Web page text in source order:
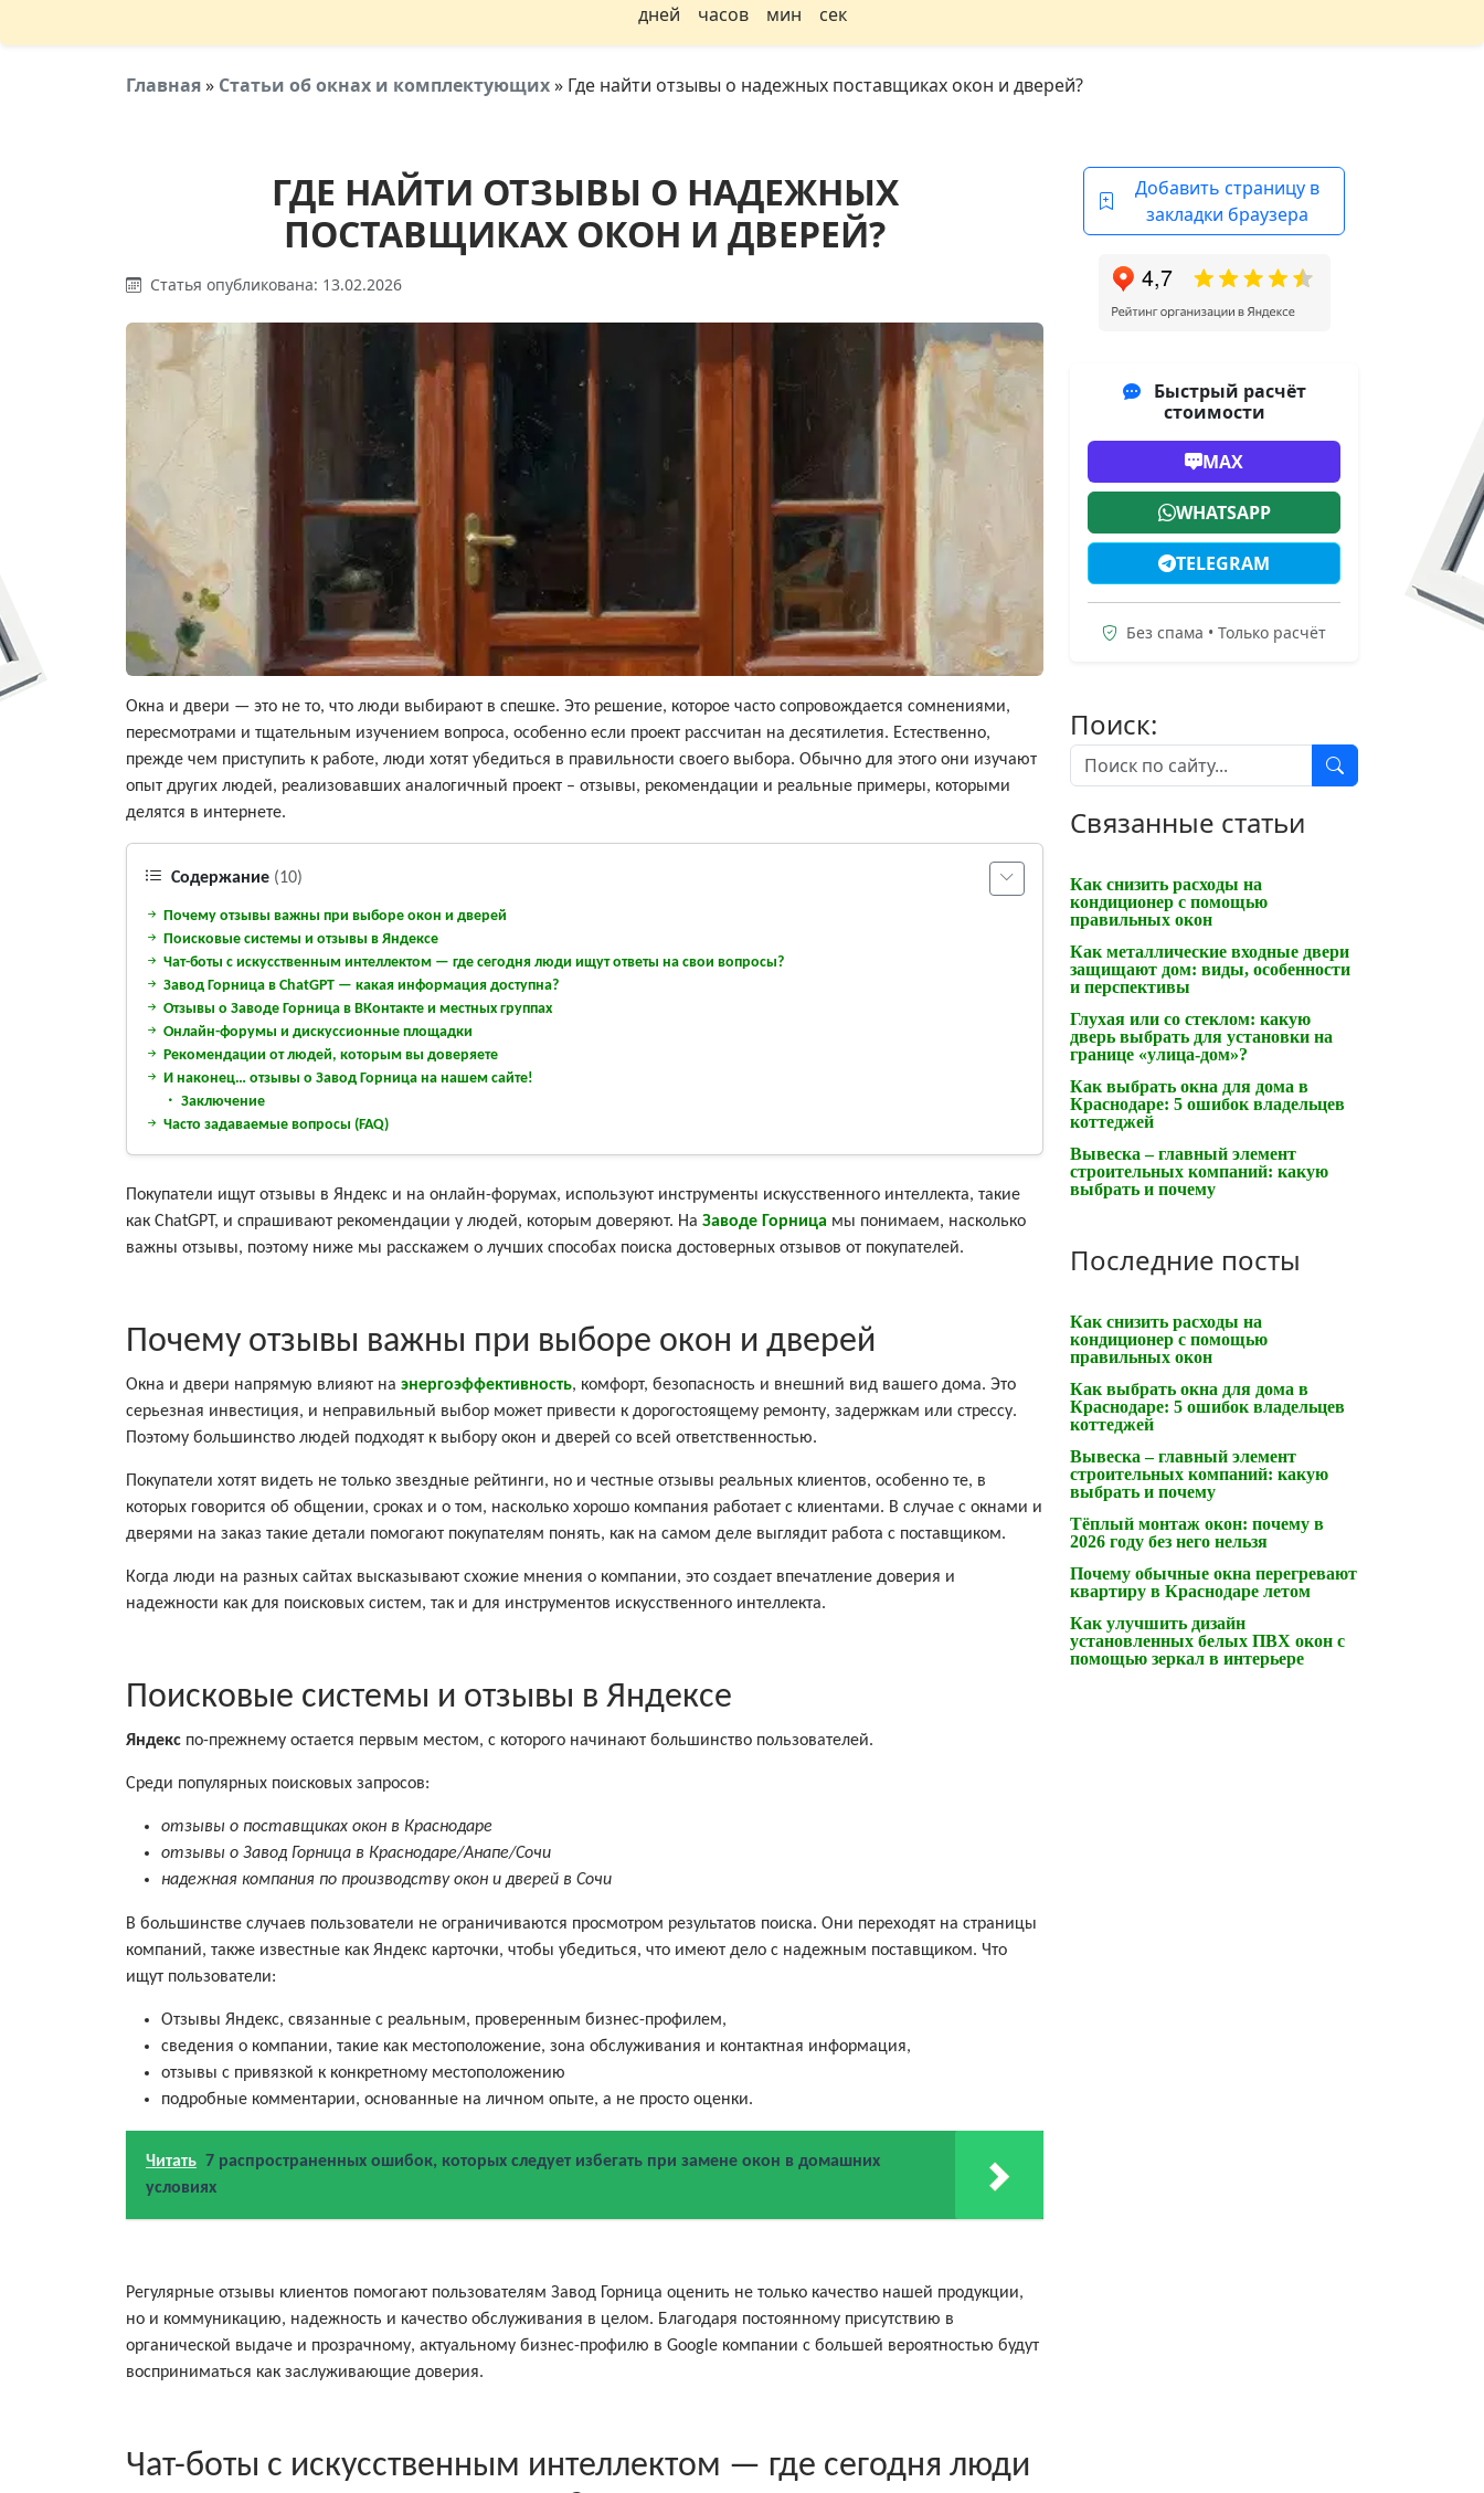
дней часов мин сек
Главная» Статьи об окнах и комплектующих» Где найти отзывы о надежных поставщиках окон и дверей?
ГДЕ НАЙТИ ОТЗЫВЫ О НАДЕЖНЫХ
ПОСТАВЩИКАХ ОКОН И ДВЕРЕЙ?
Статья опубликована: 13.02.2026
Окна и двери — это не то, что люди выбирают в спешке. Это решение, которое часто сопровождается сомнениями,
пересмотрами и тщательным изучением вопроса, особенно если проект рассчитан на десятилетия. Естественно,
прежде чем приступить к работе, люди хотят убедиться в правильности своего выбора. Обычно для этого они изучают
опыт других людей, реализовавших аналогичный проект – отзывы, рекомендации и реальные примеры, которыми
делятся в интернете.
Содержание (10)
Почему отзывы важны при выборе окон и дверей
Поисковые системы и отзывы в Яндексе
Чат-боты с искусственным интеллектом — где сегодня люди ищут ответы на свои вопросы?
Завод Горница в ChatGPT — какая информация доступна?
Отзывы о Заводе Горница в ВКонтакте и местных группах
Онлайн-форумы и дискуссионные площадки
Рекомендации от людей, которым вы доверяете
И наконец… отзывы о Завод Горница на нашем сайте!
Заключение
Часто задаваемые вопросы (FAQ)
Покупатели ищут отзывы в Яндекс и на онлайн-форумах, используют инструменты искусственного интеллекта, такие
как ChatGPT, и спрашивают рекомендации у людей, которым доверяют. На Заводе Горница мы понимаем, насколько
важны отзывы, поэтому ниже мы расскажем о лучших способах поиска достоверных отзывов от покупателей.
Почему отзывы важны при выборе окон и дверей
Окна и двери напрямую влияют на энергоэффективность, комфорт, безопасность и внешний вид вашего дома. Это
серьезная инвестиция, и неправильный выбор может привести к дорогостоящему ремонту, задержкам или стрессу.
Поэтому большинство людей подходят к выбору окон и дверей со всей ответственностью.
Покупатели хотят видеть не только звездные рейтинги, но и честные отзывы реальных клиентов, особенно те, в
которых говорится об общении, сроках и о том, насколько хорошо компания работает с клиентами. В случае с окнами и
дверями на заказ такие детали помогают покупателям понять, как на самом деле выглядит работа с поставщиком.
Когда люди на разных сайтах высказывают схожие мнения о компании, это создает впечатление доверия и
надежности как для поисковых систем, так и для инструментов искусственного интеллекта.
Поисковые системы и отзывы в Яндексе
Яндекс по-прежнему остается первым местом, с которого начинают большинство пользователей.
Среди популярных поисковых запросов:
отзывы о поставщиках окон в Краснодаре
отзывы о Завод Горница в Краснодаре/Анапе/Сочи
надежная компания по производству окон и дверей в Сочи
В большинстве случаев пользователи не ограничиваются просмотром результатов поиска. Они переходят на страницы
компаний, также известные как Яндекс карточки, чтобы убедиться, что имеют дело с надежным поставщиком. Что
ищут пользователи:
Отзывы Яндекс, связанные с реальным, проверенным бизнес-профилем,
сведения о компании, такие как местоположение, зона обслуживания и контактная информация,
отзывы с привязкой к конкретному местоположению
подробные комментарии, основанные на личном опыте, а не просто оценки.
Читать 7 распространенных ошибок, которых следует избегать при замене окон в домашних
условиях
Регулярные отзывы клиентов помогают пользователям Завод Горница оценить не только качество нашей продукции,
но и коммуникацию, надежность и качество обслуживания в целом. Благодаря постоянному присутствию в
органической выдаче и прозрачному, актуальному бизнес-профилю в Google компании с большей вероятностью будут
восприниматься как заслуживающие доверия.
Чат-боты с искусственным интеллектом — где сегодня люди
Добавить страницу в
закладки браузера
Быстрый расчёт
стоимости
MAX
WHATSAPP
TELEGRAM
Без спама • Только расчёт
Поиск:
Связанные статьи
Как снизить расходы на
кондиционер с помощью
правильных окон
Как металлические входные двери
защищают дом: виды, особенности
и перспективы
Глухая или со стеклом: какую
дверь выбрать для установки на
границе «улица-дом»?
Как выбрать окна для дома в
Краснодаре: 5 ошибок владельцев
коттеджей
Вывеска – главный элемент
строительных компаний: какую
выбрать и почему
Последние посты
Как снизить расходы на
кондиционер с помощью
правильных окон
Как выбрать окна для дома в
Краснодаре: 5 ошибок владельцев
коттеджей
Вывеска – главный элемент
строительных компаний: какую
выбрать и почему
Тёплый монтаж окон: почему в
2026 году без него нельзя
Почему обычные окна перегревают
квартиру в Краснодаре летом
Как улучшить дизайн
установленных белых ПВХ окон с
помощью зеркал в интерьере